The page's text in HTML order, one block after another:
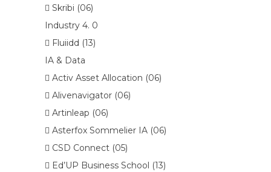
 Skribi (06)
Industry 4. 0
 Fluiidd (13)
IA & Data
 Activ Asset Allocation (06)
 Alivenavigator (06)
 Artinleap (06)
 Asterfox Sommelier IA (06)
 CSD Connect (05)
 Ed’UP Business School (13)